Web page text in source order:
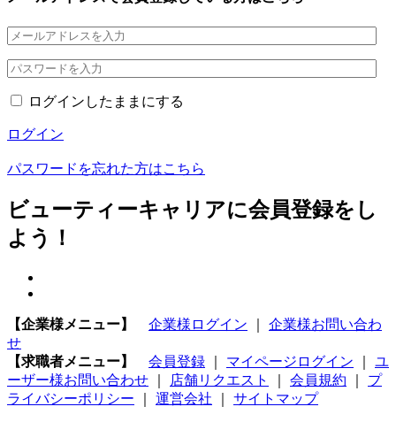
ログインしたままにする
ログイン
パスワードを忘れた方はこちら
ビューティーキャリアに会員登録をし
よう！
【企業様メニュー】 企業様ログイン
企業様お問い合わ
せ
【求職者メニュー】
会員登録 マイページログイン
ユ
ーザー様お問い合わせ
店舗リクエスト 会員規約
プ
ライバシーポリシー
運営会社 サイトマップ